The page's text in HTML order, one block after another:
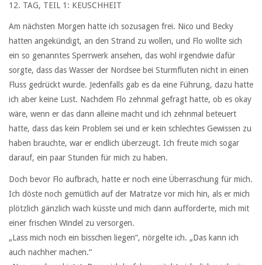
12. TAG, TEIL 1: KEUSCHHEIT
Am nächsten Morgen hatte ich sozusagen frei. Nico und Becky
hatten angekündigt, an den Strand zu wollen, und Flo wollte sich
ein so genanntes Sperrwerk ansehen, das wohl irgendwie dafür
sorgte, dass das Wasser der Nordsee bei Sturmfluten nicht in einen
Fluss gedrückt wurde. Jedenfalls gab es da eine Führung, dazu hatte
ich aber keine Lust. Nachdem Flo zehnmal gefragt hatte, ob es okay
wäre, wenn er das dann alleine macht und ich zehnmal beteuert
hatte, dass das kein Problem sei und er kein schlechtes Gewissen zu
haben brauchte, war er endlich überzeugt. Ich freute mich sogar
darauf, ein paar Stunden für mich zu haben.
Doch bevor Flo aufbrach, hatte er noch eine Überraschung für mich.
Ich döste noch gemütlich auf der Matratze vor mich hin, als er mich
plötzlich gänzlich wach küsste und mich dann aufforderte, mich mit
einer frischen Windel zu versorgen.
„Lass mich noch ein bisschen liegen“, nörgelte ich. „Das kann ich
auch nachher machen.“